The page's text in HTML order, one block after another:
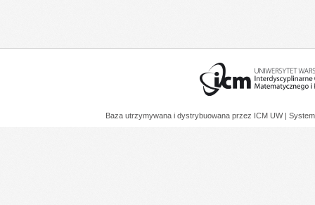
Baza utrzymywana i dystrybuowana przez ICM UW |